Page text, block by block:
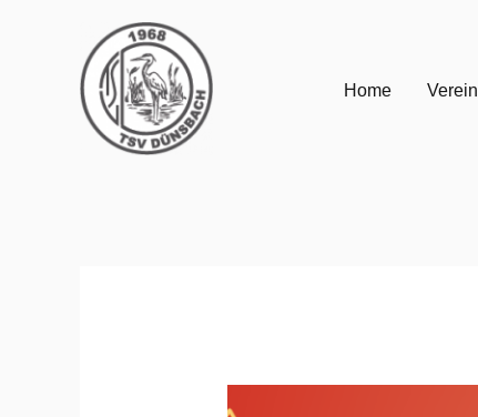
springen
Home Verein